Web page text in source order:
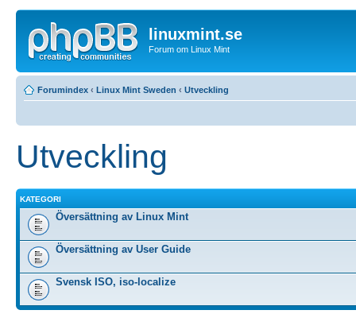
linuxmint.se
Forum om Linux Mint
Forumindex ‹ Linux Mint Sweden ‹ Utveckling
Utveckling
KATEGORI
Översättning av Linux Mint
Översättning av User Guide
Svensk ISO, iso-localize